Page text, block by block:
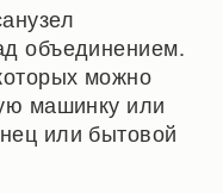
объединением.
можно
машинку или
или бытовой